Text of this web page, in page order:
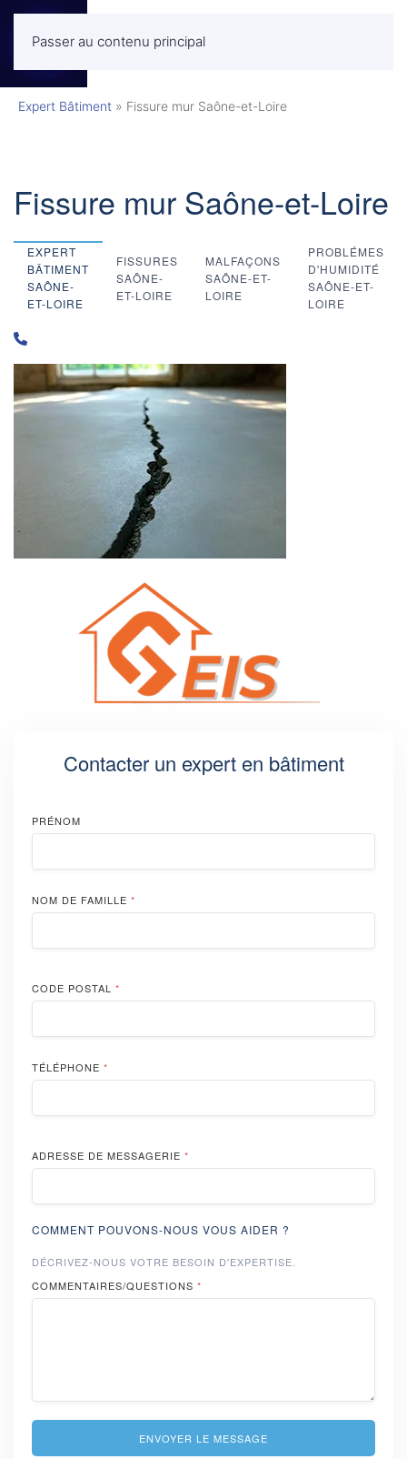
Passer au contenu principalMENU
Expert Bâtiment » Fissure mur Saône-et-Loire
Fissure mur Saône-et-Loire
EXPERT
BÂTIMENT
SAÔNE-
ET-LOIRE
FISSURES
SAÔNE-
ET-LOIRE
MALFAÇONS
SAÔNE-ET-
LOIRE
PROBLÉMES
D'HUMIDITÉ
SAÔNE-ET-
LOIRE
Contacter un expert en bâtiment
PRÉNOM
NOM DE FAMILLE *
CODE POSTAL *
TÉLÉPHONE *
ADRESSE DE MESSAGERIE *
COMMENT POUVONS-NOUS VOUS AIDER ?
DÉCRIVEZ-NOUS VOTRE BESOIN D'EXPERTISE.
COMMENTAIRES/QUESTIONS *
ENVOYER LE MESSAGE